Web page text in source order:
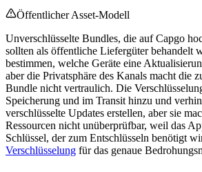
Öffentlicher Asset-Modell
Unverschlüsselte Bundles, die auf Capgo
sollten als öffentliche Liefergüter behandelt
bestimmen, welche Geräte eine
aber die Privatsphäre des Kanals macht die
Bundle nicht vertraulich. Die
Speicherung und im Transit hinzu und
verschlüsselte Updates erstellen, aber sie
Ressourcen nicht unüberprüfbar, weil das
Schlüssel, der zum Entschlüsseln benötigt
Verschlüsselung für das genaue